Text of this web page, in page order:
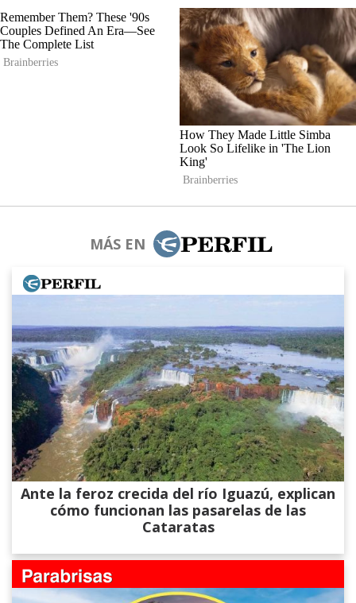
MÁS EN
Ante la feroz crecida del río Iguazú, explican
cómo funcionan las pasarelas de las
Cataratas